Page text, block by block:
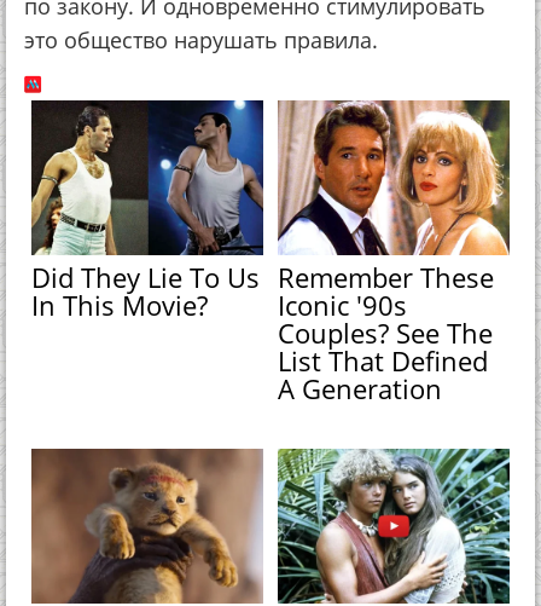
по закону. И одновременно стимулировать
это общество нарушать правила.
Did They Lie To Us
In This Movie?
Remember These
Iconic '90s
Couples? See The
List That Defined
A Generation